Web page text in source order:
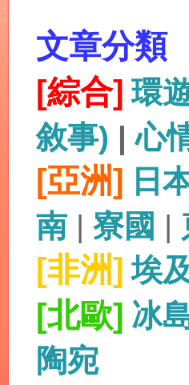
文章分類
[綜合] 環
敘事) |心
[亞洲] 日
南 | 寮國 |
[非洲] 埃
[北歐] 冰
陶宛